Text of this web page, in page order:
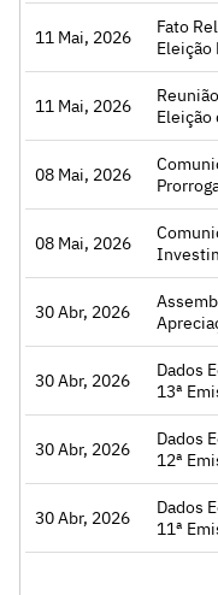
11 Mai, 2026
Fato
Eleição
11 Mai, 2026
Eleição
08 Mai, 2026
08 Mai, 2026
30 Abr, 2026
Apreciação das contas e do relatório anual dos administradores, exame,
30 Abr, 2026
Dados
13ª
30 Abr, 2026
Dados
12ª
30 Abr, 2026
Dados
11ª